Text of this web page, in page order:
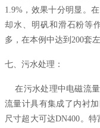
1.9%，效果十分明显。
却水、明矾和滑石粉等
多，在本例中达到200
七、污水处理：
在污水处理中电磁流
流量计具有集成了内衬
尺寸超大可达DN400。